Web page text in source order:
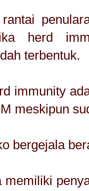
herd
terbentuk.
immunity
meskipun
bergejala
memiliki